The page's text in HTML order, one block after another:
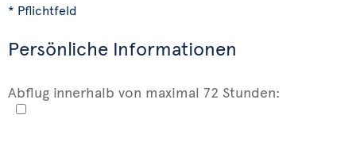
* Pflichtfeld
Persönliche Informationen
Abflug innerhalb von maximal 72 Stunden: